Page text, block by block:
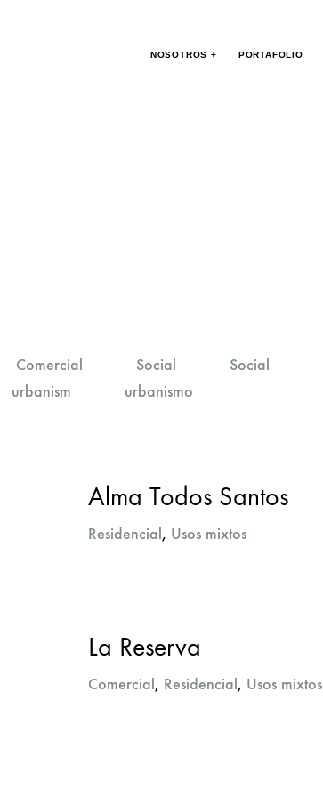
NOSOTROS + PORTAFOLIO
Comercial Social Social
urbanism urbanismo
Alma Todos Santos
Residencial, Usos mixtos
La Reserva
Comercial, Residencial, Usos mixtos